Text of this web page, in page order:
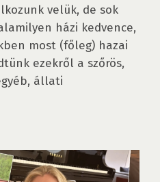
velük, de sok
házi kedvence,
most (főleg) hazai
ezekről a szőrös,
állati